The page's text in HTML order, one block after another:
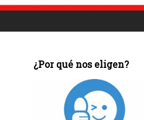
¿Por qué nos eligen?